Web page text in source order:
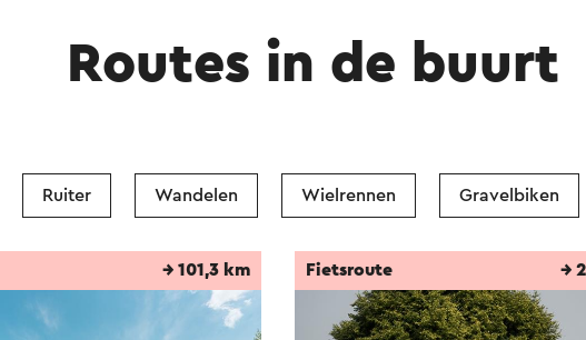
Routes in de buurt
Ruiter Wandelen Wielrennen Gravelbiken
→ 101,3 km Fietsroute →